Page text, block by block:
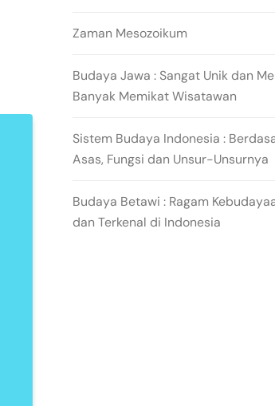
Zaman Mesozoikum
Budaya Jawa : Sangat Unik dan
Banyak Memikat Wisatawan
Sistem Budaya Indonesia :
Asas, Fungsi dan Unsur-Unsurnya
Budaya Betawi : Ragam
dan Terkenal di Indonesia